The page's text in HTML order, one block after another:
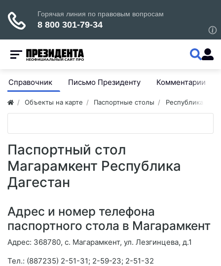
Справочник Письмо Президенту Комментарии
Объекты на карте Паспортные столы Республика
Паспортный стол
Магарамкент Республика
Дагестан
Адрес и номер телефона
паспортного стола в Магарамкент
Адрес: 368780, с. Магарамкент, ул. Лезгинцева, д.1
Тел.: (887235) 2-51-31; 2-59-23; 2-51-32